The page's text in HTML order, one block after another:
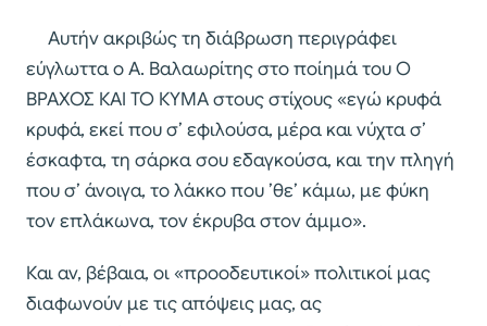
Αυτήν ακριβώς τη διάβρωση περιγράφει
εύγλωττα ο Α. Βαλαωρίτης στο ποίημά του Ο
ΒΡΑΧΟΣ ΚΑΙ ΤΟ ΚΥΜΑ στους στίχους «εγώ κρυφά
κρυφά, εκεί που σ’ εφιλούσα, μέρα και νύχτα σ’
έσκαφτα, τη σάρκα σου εδαγκούσα, και την πληγή
που σ’ άνοιγα, το λάκκο που ’θε’ κάμω, με φύκη
τον επλάκωνα, τον έκρυβα στον άμμο».
Και αν, βέβαια, οι «προοδευτικοί» πολιτικοί μας
διαφωνούν με τις απόψεις μας, ας